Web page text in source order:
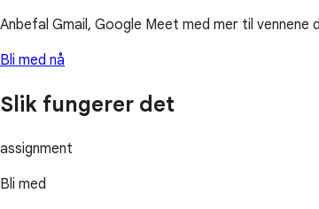
Anbefal Gmail, Google Meet med mer til vennene
Bli med nå
Slik fungerer det
assignment
Bli med